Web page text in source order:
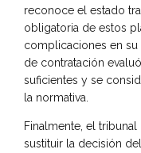
reconoce el estado
obligatoria de estos
complicaciones en
de contratación
suficientes y se
la normativa.
Finalmente, el
sustituir la decisión